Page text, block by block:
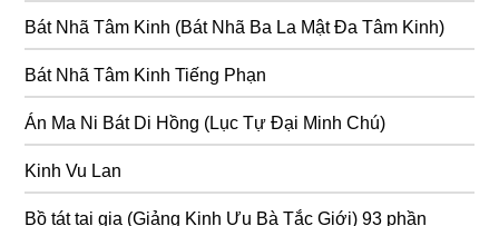
Bát Nhã Tâm Kinh (Bát Nhã Ba La Mật Đa Tâm Kinh)
Bát Nhã Tâm Kinh Tiếng Phạn
Án Ma Ni Bát Di Hồng (Lục Tự Đại Minh Chú)
Kinh Vu Lan
Bồ tát tại gia (Giảng Kinh Ưu Bà Tắc Giới) 93 phần